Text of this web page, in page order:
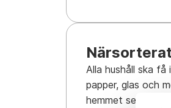
Alla hushåll ska få
papper, glas och
hemmet senast